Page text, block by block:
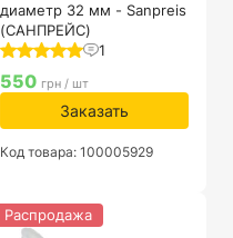
диаметр 32 мм - Sanpreis
(САНПРЕЙС)
1
550 грн / шт
Заказать
Код товара: 100005929
Распродажа